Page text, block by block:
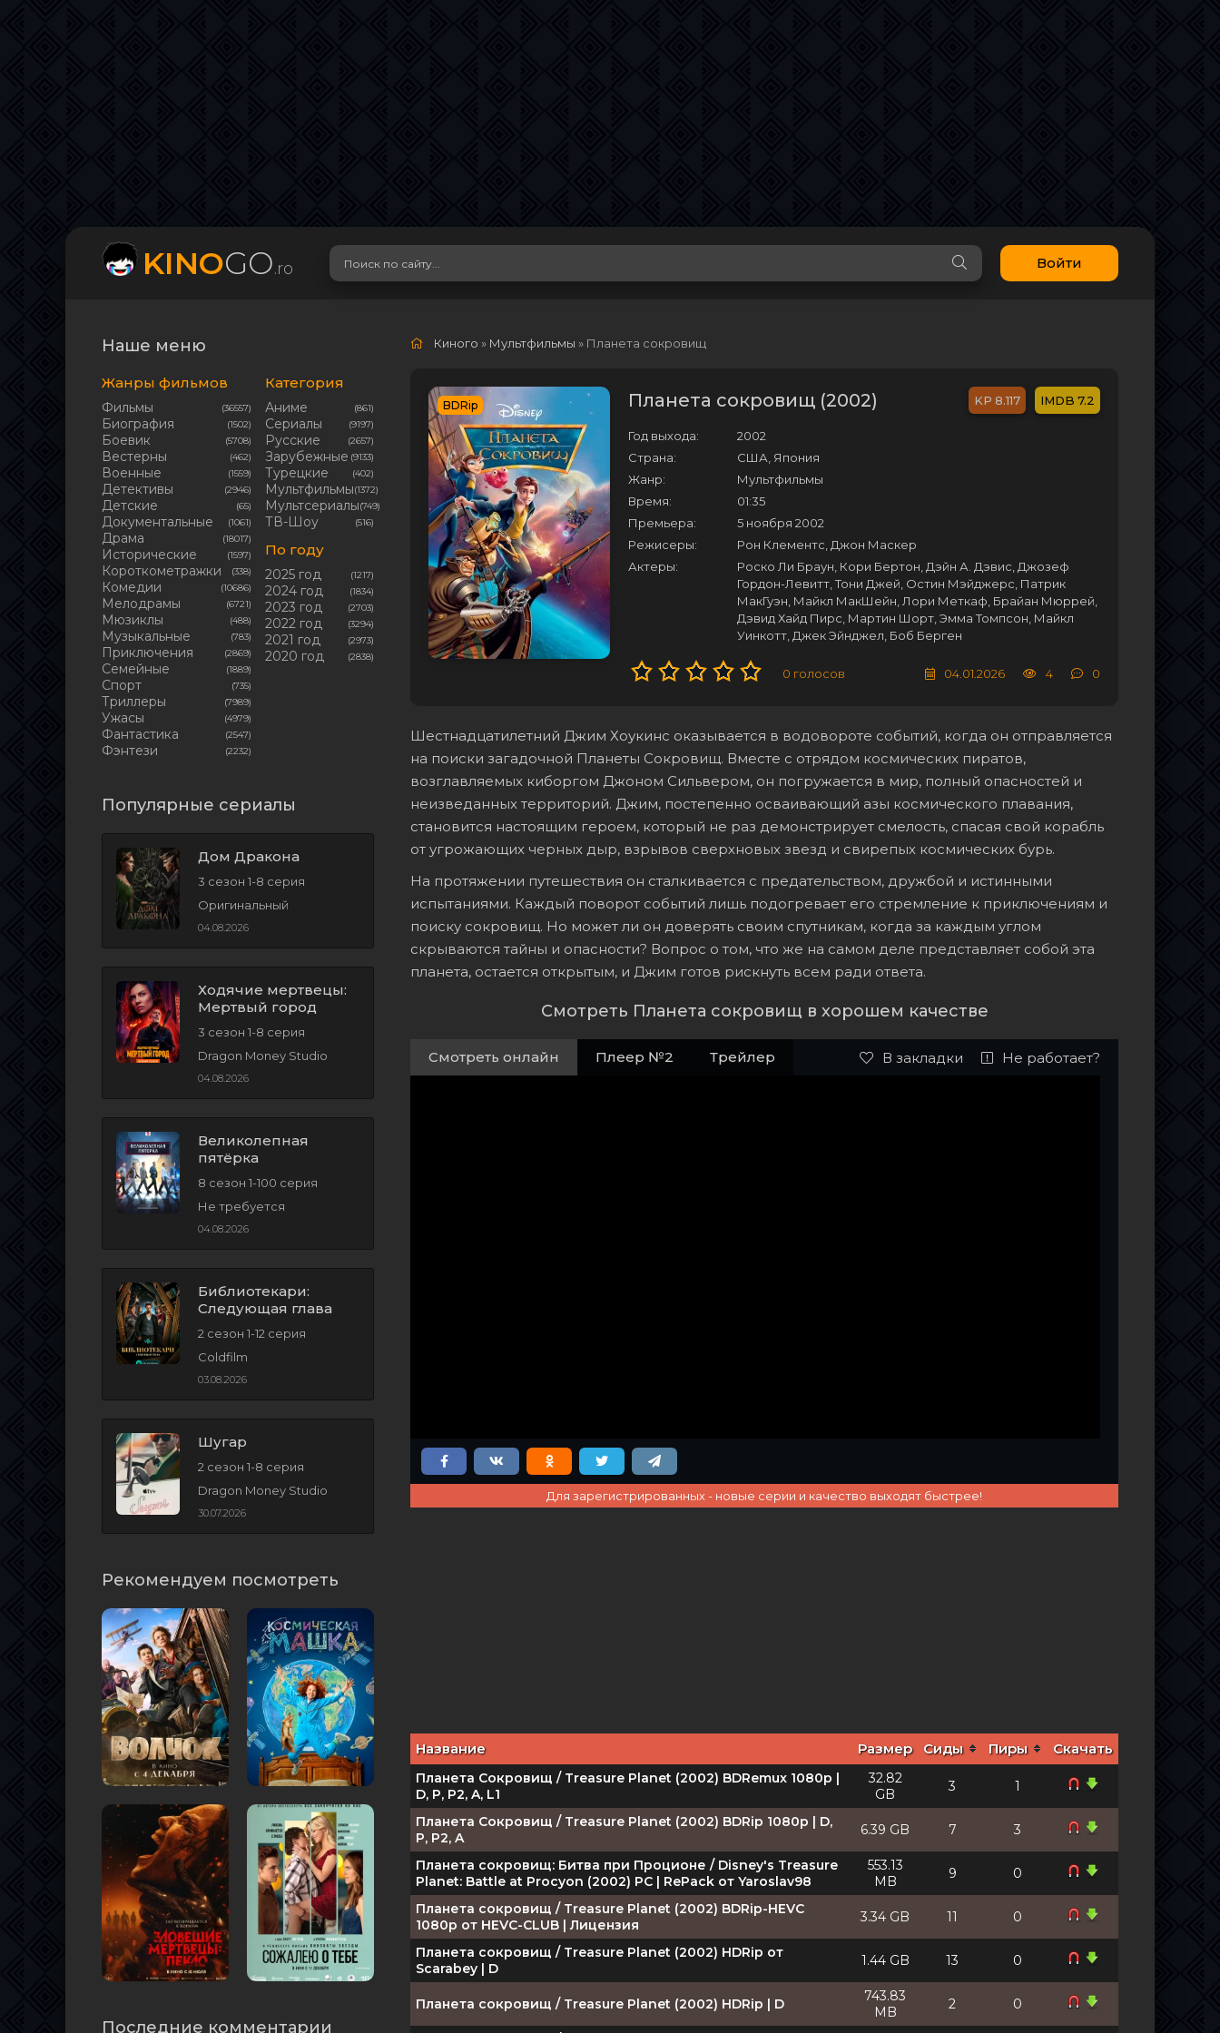
KINOGO.ro Войти
Наше меню
Жанры фильмов
Фильмы (36557)
Биография (1502)
Боевик (5708)
Вестерны (462)
Военные (1559)
Детективы (2946)
Детские (65)
Документальные (1061)
Драма (18017)
Исторические (1597)
Короткометражки (338)
Комедии (10686)
Мелодрамы (6721)
Мюзиклы (488)
Музыкальные (783)
Приключения (2869)
Семейные (1889)
Cпорт (735)
Триллеры (7989)
Ужасы (4979)
Фантастика (2547)
Фэнтези (2232)
Категория
Аниме (861)
Сериалы (9197)
Русские (2657)
Зарубежные (9133)
Турецкие (402)
Мультфильмы(1372)
Мультсериалы(749)
ТВ-Шоу (516)
По году
2025 год (1217)
2024 год (1834)
2023 год (2703)
2022 год (3294)
2021 год (2973)
2020 год (2838)
Популярные сериалы
Дом Дракона
3 сезон 1-8 серия
Оригинальный
04.08.2026
Ходячие мертвецы:
Мертвый город
3 сезон 1-8 серия
Dragon Money Studio
04.08.2026
Великолепная
пятёрка
8 сезон 1-100 серия
Не требуется
04.08.2026
Библиотекари:
Следующая глава
2 сезон 1-12 серия
Coldfilm
03.08.2026
Шугар
2 сезон 1-8 серия
Dragon Money Studio
30.07.2026
Рекомендуем посмотреть
Последние комментарии
Киного » Мультфильмы » Планета сокровищ
BDRip Планета сокровищ (2002) 8.117 7.2
Год выхода:
2002
Страна:
США, Япония
Жанр:
Мультфильмы
Время:
01:35
Премьера:
5 ноября 2002
Режисеры:
Рон Клементс, Джон Маскер
Актеры:
Роско Ли Браун, Кори Бертон, Дэйн А. Дэвис, Джозеф
Гордон-Левитт, Тони Джей, Остин Мэйджерс, Патрик
МакГуэн, Майкл МакШейн, Лори Меткаф, Брайан Мюррей,
Дэвид Хайд Пирс, Мартин Шорт, Эмма Томпсон, Майкл
Уинкотт, Джек Эйнджел, Боб Берген
0 голосов 04.01.2026 4 0
Шестнадцатилетний Джим Хоукинс оказывается в водовороте событий, когда он отправляется
на поиски загадочной Планеты Сокровищ. Вместе с отрядом космических пиратов,
возглавляемых киборгом Джоном Сильвером, он погружается в мир, полный опасностей и
неизведанных территорий. Джим, постепенно осваивающий азы космического плавания,
становится настоящим героем, который не раз демонстрирует смелость, спасая свой корабль
от угрожающих черных дыр, взрывов сверхновых звезд и свирепых космических бурь.
На протяжении путешествия он сталкивается с предательством, дружбой и истинными
испытаниями. Каждый поворот событий лишь подогревает его стремление к приключениям и
поиску сокровищ. Но может ли он доверять своим спутникам, когда за каждым углом
скрываются тайны и опасности? Вопрос о том, что же на самом деле представляет собой эта
планета, остается открытым, и Джим готов рискнуть всем ради ответа.
Смотреть Планета сокровищ в хорошем качестве
Смотреть онлайн Плеер №2 Трейлер В закладки Не работает?
Для зарегистрированных - новые серии и качество выходят быстрее!
Название Размер Сиды Пиры Скачать
Планета Сокровищ / Treasure Planet (2002) BDRemux 1080p |
D, P, P2, A, L1
32.82
GB
3 1
Планета Сокровищ / Treasure Planet (2002) BDRip 1080p | D,
P, P2, A
6.39 GB 7 3
Планета сокровищ: Битва при Проционе / Disney's Treasure
Planet: Battle at Procyon (2002) PC | RePack от Yaroslav98
553.13
MB
9 0
Планета сокровищ / Treasure Planet (2002) BDRip-HEVC
1080p от HEVC-CLUB | Лицензия
3.34 GB 11 0
Планета сокровищ / Treasure Planet (2002) HDRip от
Scarabey | D
1.44 GB 13 0
Планета сокровищ / Treasure Planet (2002) HDRip | D
743.83
MB
2 0